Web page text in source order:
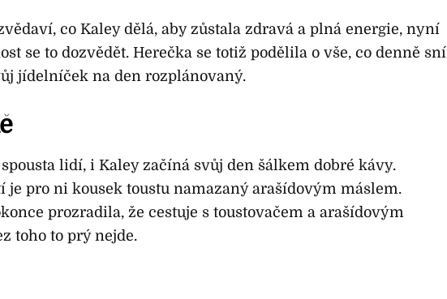
co Kaley dělá, aby zůstala zdravá a plná energie, nyní
se to dozvědět. Herečka se totiž podělila o vše, co denně sní
jídelníček na den rozplánovaný.
lidí, i Kaley začíná svůj den šálkem dobré kávy.
je pro ni kousek toustu namazaný arašídovým máslem.
prozradila, že cestuje s toustovačem a arašídovým
toho to prý nejde.